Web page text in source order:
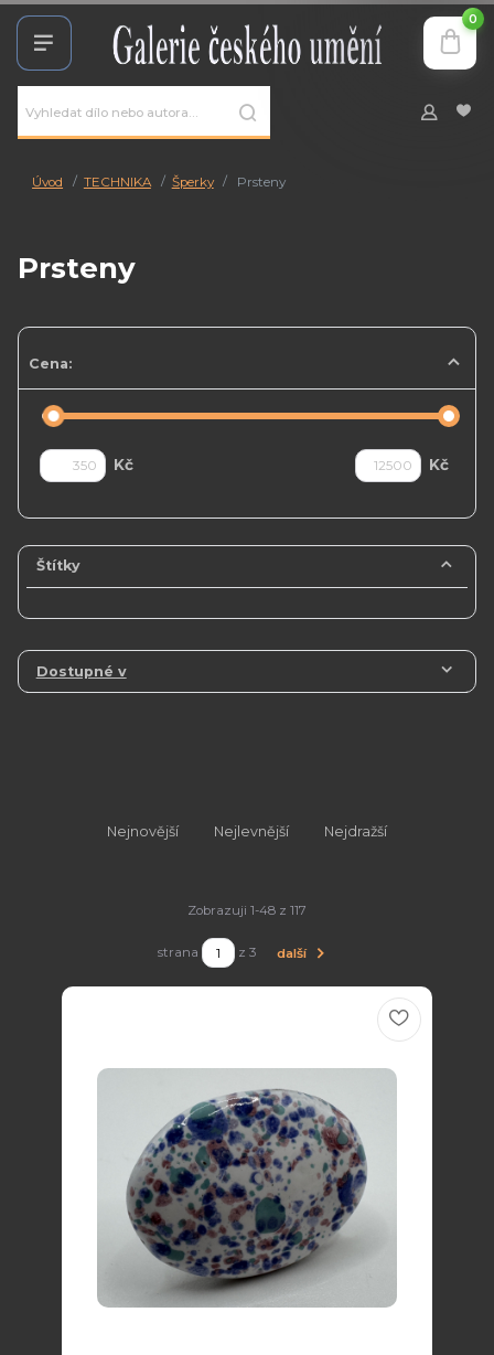
0
Úvod TECHNIKA Šperky Prsteny
Prsteny
Cena:
Kč Kč
Štítky
Dostupné v
Nejnovější Nejlevnější Nejdražší
Zobrazuji 1-48 z 117
strana z 3 další